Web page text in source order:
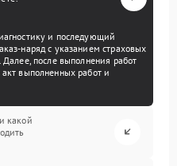
и последующий
наряд с указанием страховых
Далее, после выполнения работ
выполненных работ и
какой